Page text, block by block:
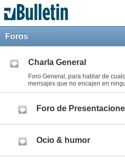
Foros
Charla General
Foro General, para hablar de
mensajes que no encajen en
Foro de
Ocio & humor